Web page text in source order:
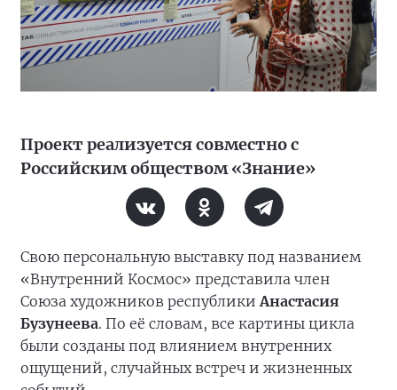
Проект реализуется совместно с
Российским обществом «Знание»
Свою персональную выставку под названием
«Внутренний Космос» представила член
Союза художников республики Анастасия
Бузунеева. По её словам, все картины цикла
были созданы под влиянием внутренних
ощущений, случайных встреч и жизненных